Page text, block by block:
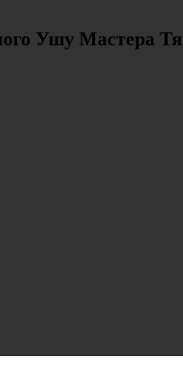
Ушу Мастера